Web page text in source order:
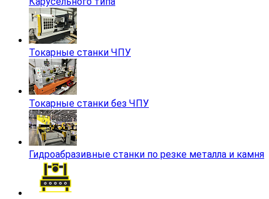
Токарные станки ЧПУ
Токарные станки без ЧПУ
Гидроабразивные станки по резке металла и камня